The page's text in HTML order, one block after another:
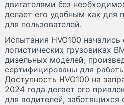
двигателями без
делает его удобным как для
для пользователей.
Испытания HVO100
логистических грузовиках
дизельных моделей,
сертифицированы для
Доступность HVO100 на
2024 года делает его
для водителей, заботящихся